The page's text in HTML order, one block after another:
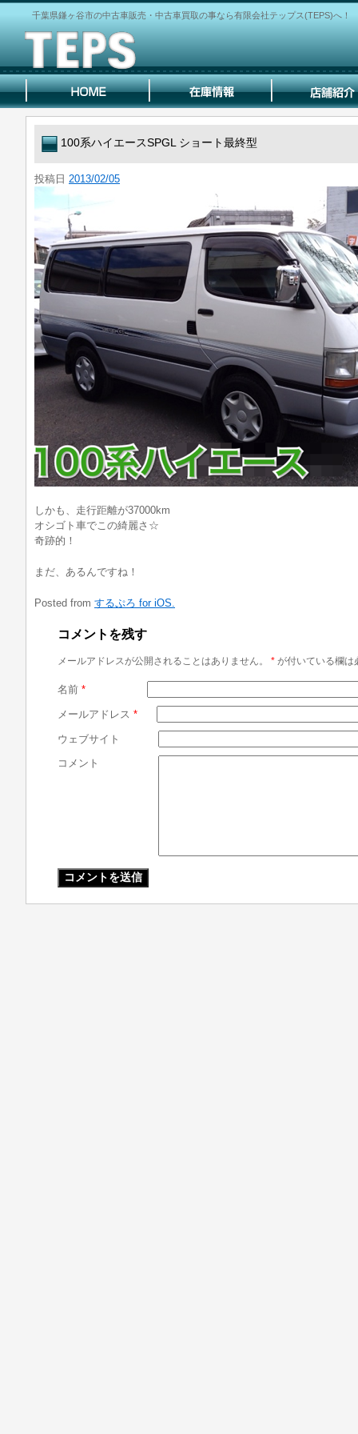
千葉県鎌ヶ谷市の中古車販売・中古車買取の事なら有限会社テップス(TEPS)へ！
100系ハイエースSPGL ショート最終型
投稿日 2013/02/05
しかも、走行距離が37000km
オシゴト車でこの綺麗さ☆
奇跡的！
まだ、あるんですね！
Posted from するぷろ for iOS.
コメントを残す
メールアドレスが公開されることはありません。 * が付いている欄は
名前 *
メールアドレス *
ウェブサイト
コメント